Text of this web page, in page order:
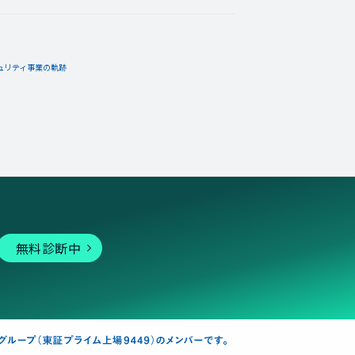
リティ事業の軌跡
無料診断中